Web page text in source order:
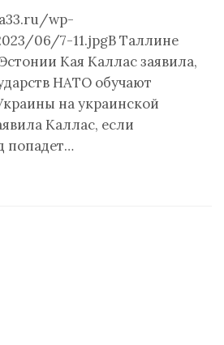
wp-
06/7-11.jpgВ Таллине
Кая Каллас заявила,
НАТО обучают
на украинской
Каллас, если
попадет…